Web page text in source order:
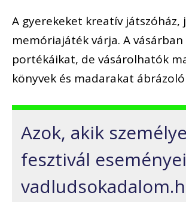
A gyerekeket kreatív játszóház,
memóriajáték várja. A
portékáikat, de vásárolhatók
könyvek és madarakat
Azok, akik
fesztivál